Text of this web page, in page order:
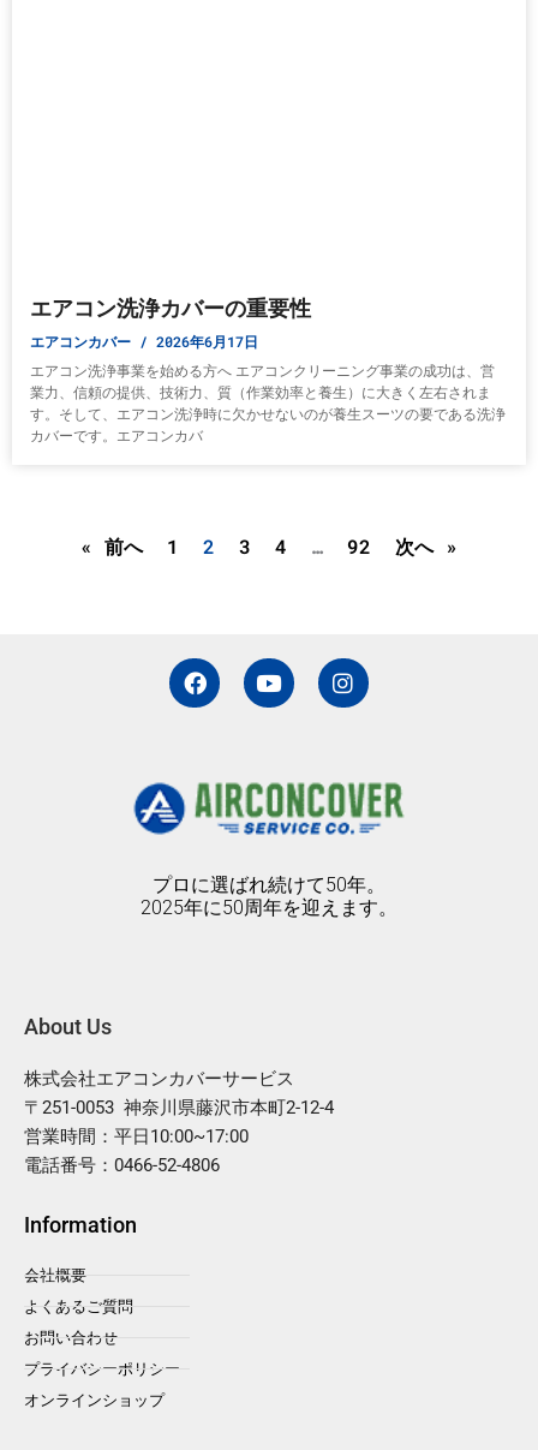
エアコン洗浄カバーの重要性
エアコンカバー 2026年6月17日
エアコン洗浄事業を始める方へ エアコンクリーニング事業の成功は、営
業力、信頼の提供、技術力、質（作業効率と養生）に大きく左右されま
す。そして、エアコン洗浄時に欠かせないのが養生スーツの要である洗浄
カバーです。エアコンカバ
« 前へ 1 2 3 4 … 92 次へ »
F
a
c
o
o
k
Y
o
u
b
e
I
n
s
g
r
a
プロに選ばれ続けて50年。
2025年に50周年を迎えます。
About Us
株式会社エアコンカバーサービス
〒251-0053 神奈川県藤沢市本町2-12-4
営業時間：平日10:00~17:00
電話番号：0466-52-4806
Information
会社概要
よくあるご質問
お問い合わせ
プライバシーポリシー
オンラインショップ